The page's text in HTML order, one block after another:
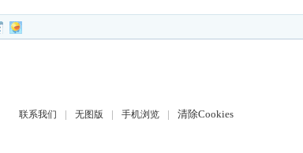
联系我们 | 无图版 | 手机浏览 | 清除Cookies